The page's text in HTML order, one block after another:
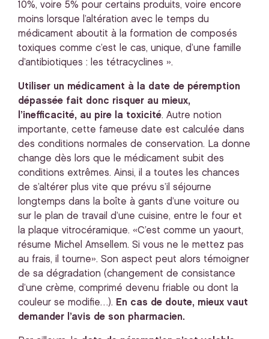
10%, voire 5% pour certains produits, voire encore
moins lorsque l’altération avec le temps du
médicament aboutit à la formation de composés
toxiques comme c’est le cas, unique, d’une famille
d’antibiotiques : les tétracyclines ».
Utiliser un médicament à la date de péremption
dépassée fait donc risquer au mieux,
l’inefficacité, au pire la toxicité. Autre notion
importante, cette fameuse date est calculée dans
des conditions normales de conservation. La donne
change dès lors que le médicament subit des
conditions extrêmes. Ainsi, il a toutes les chances
de s’altérer plus vite que prévu s’il séjourne
longtemps dans la boîte à gants d’une voiture ou
sur le plan de travail d’une cuisine, entre le four et
la plaque vitrocéramique. «C’est comme un yaourt,
résume Michel Amsellem. Si vous ne le mettez pas
au frais, il tourne». Son aspect peut alors témoigner
de sa dégradation (changement de consistance
d’une crème, comprimé devenu friable ou dont la
couleur se modifie…). En cas de doute, mieux vaut
demander l’avis de son pharmacien.